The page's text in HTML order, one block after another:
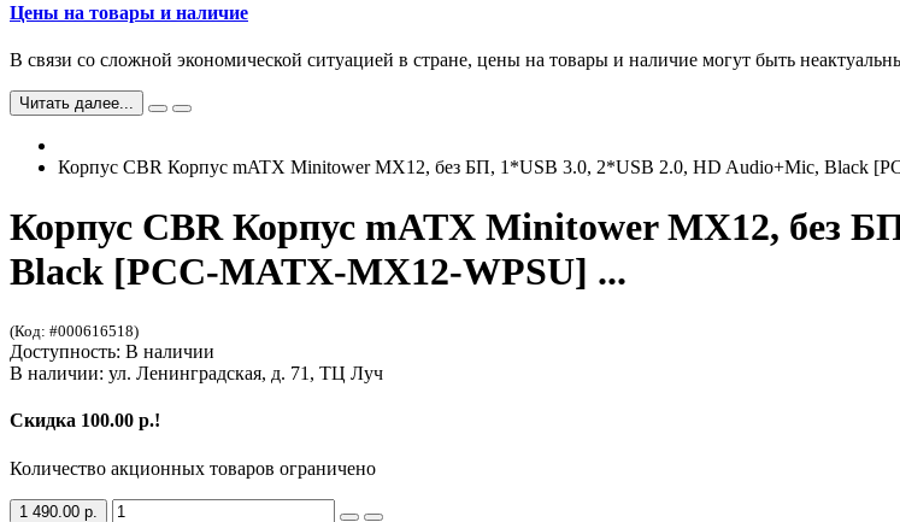
Цены на товары и наличие
В связи со сложной экономической ситуацией в стране, цены на товары и наличие могут быть
Читать далее...
Корпус CBR Корпус mATX Minitower MX12, без БП, 1*USB 3.0, 2*USB 2.0, HD Audio+Mic, Black
Корпус CBR Корпус mATX Minitower MX12, без
Black [PCC-MATX-MX12-WPSU] ...
(Код: #000616518)
Доступность: В наличии
В наличии: ул. Ленинградская, д. 71, ТЦ Луч
Скидка 100.00 р.!
Количество акционных товаров ограничено
1 490.00 р.